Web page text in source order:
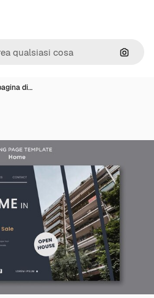
Cerca
di…